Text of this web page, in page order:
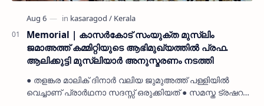
Memorial | കാസർകോട് സംയുക്ത മുസ്ലിം
ജമാഅത്ത് കമ്മിറ്റിയുടെ ആഭിമുഖ്യത്തിൽ പ്രഫ.
ആലിക്കുട്ടി മുസ്ലിയാർ അനുസ്മരണം നടത്തി
● തളങ്കര മാലിക് ദിനാർ വലിയ ജുമുഅത്ത് പള്ളിയിൽ
വെച്ചാണ് പ്രാർഥനാ സദസ്സ് ഒരുക്കിയത് ● സമസ്ത ട്രഷറർ